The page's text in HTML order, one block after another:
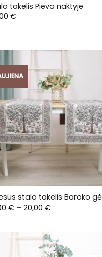
takelis Pieva naktyje
€
stalo takelis Baroko
€ – 20,00 €Price
20,00 €